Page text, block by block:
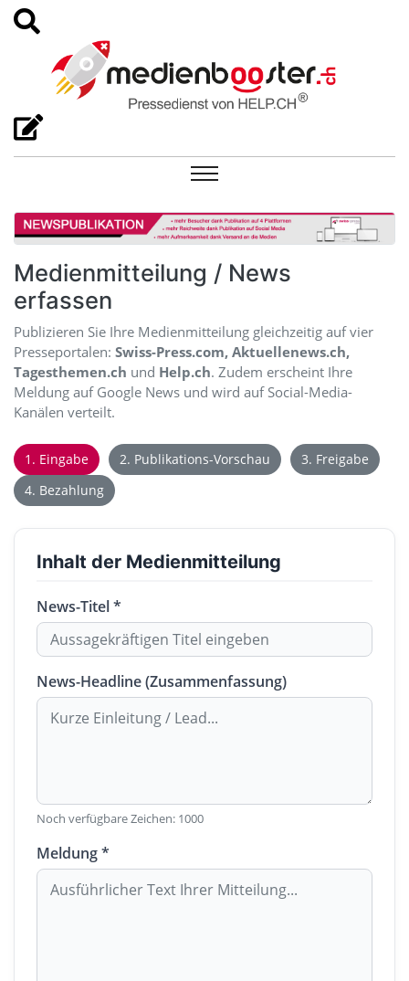
Medienmitteilung / News
erfassen
Publizieren Sie Ihre Medienmitteilung gleichzeitig auf vier
Presseportalen: Swiss-Press.com, Aktuellenews.ch,
Tagesthemen.ch und Help.ch. Zudem erscheint Ihre
Meldung auf Google News und wird auf Social-Media-
Kanälen verteilt.
1. Eingabe 2. Publikations-Vorschau
3. Freigabe
4. Bezahlung
Inhalt der Medienmitteilung
News-Titel *
News-Headline (Zusammenfassung)
Noch verfügbare Zeichen: 1000
Meldung *